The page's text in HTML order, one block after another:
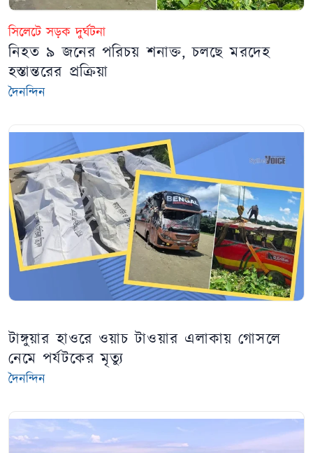
সিলেটে সড়ক দুর্ঘটনা
নিহত ৯ জনের পরিচয় শনাক্ত, চলছে মরদেহ
হস্তান্তরের প্রক্রিয়া
দৈনন্দিন
টাঙ্গুয়ার হাওরে ওয়াচ টাওয়ার এলাকায় গোসলে
নেমে পর্যটকের মৃত্যু
দৈনন্দিন